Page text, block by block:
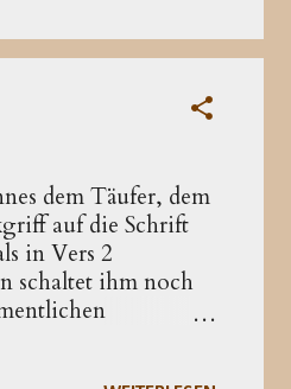
dem Täufer, dem
auf die Schrift
in Vers 2
schaltet ihm noch